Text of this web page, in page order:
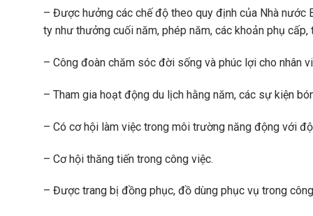
– Được hưởng các chế độ theo quy định của Nhà nước
ty như thưởng cuối năm, phép năm, các khoản phụ
– Công đoàn chăm sóc đời sống và phúc lợi cho nhân
– Tham gia hoạt động du lịch hằng năm, các sự kiện
– Có cơ hội làm việc trong môi trường năng động với
– Cơ hội thăng tiến trong công việc.
– Được trang bị đồng phục, đồ dùng phục vụ trong